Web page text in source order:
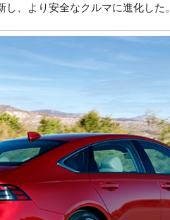
、より安全なクルマに進化した。